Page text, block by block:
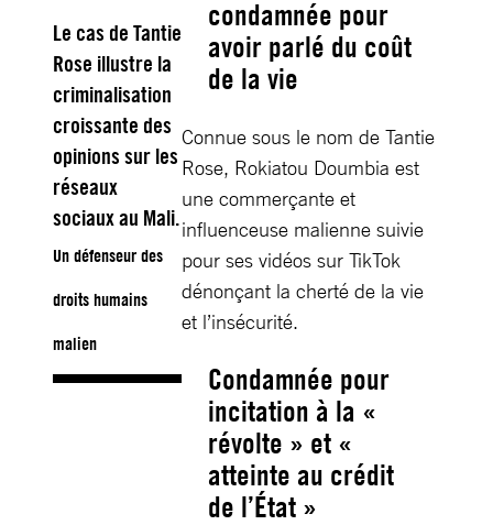
Le cas de Tantie
Rose illustre la
criminalisation
croissante des
opinions sur les
réseaux
sociaux au Mali.
Un défenseur des
droits humains
malien
condamnée pour
avoir parlé du coût
de la vie
Connue sous le nom de Tantie
Rose, Rokiatou Doumbia est
une commerçante et
influenceuse malienne suivie
pour ses vidéos sur TikTok
dénonçant la cherté de la vie
et l’insécurité.
Condamnée pour
incitation à la «
révolte » et «
atteinte au crédit
de l’État »